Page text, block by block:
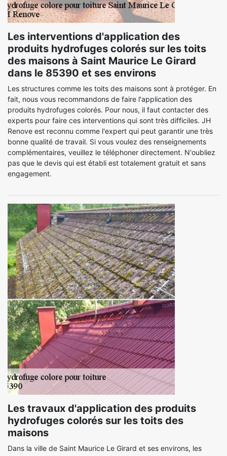
Les interventions d'application des
produits hydrofuges colorés sur les toits
des maisons à Saint Maurice Le Girard
dans le 85390 et ses environs
Les structures comme les toits des maisons sont à protéger. En
fait, nous vous recommandons de faire l'application des
produits hydrofuges colorés. Pour nous, il faut contacter des
experts pour faire ces interventions qui sont très difficiles. JH
Renove est reconnu comme l'expert qui peut garantir une très
bonne qualité de travail. Si vous voulez des renseignements
complémentaires, veuillez le téléphoner directement. N'oubliez
pas que le devis qui est établi est totalement gratuit et sans
engagement.
Les travaux d'application des produits
hydrofuges colorés sur les toits des
maisons
Dans la ville de Saint Maurice Le Girard et ses environs, les